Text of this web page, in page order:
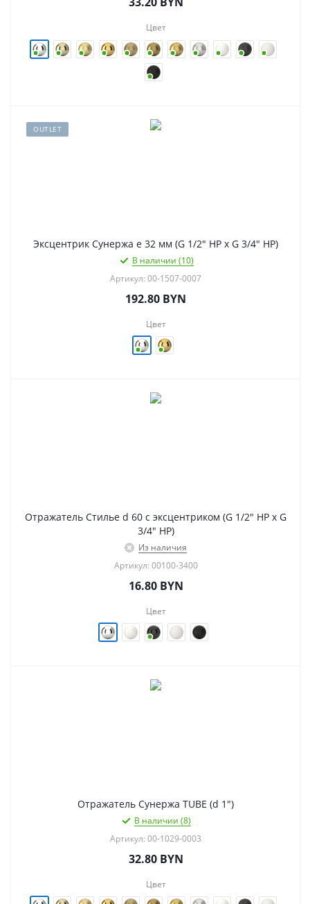
Цвет
OUTLET
Эксцентрик Сунержа e 32 мм (G 1/2" НР х G 3/4" НР)
В наличии (10)
Артикул: 00-1507-0007
192.80 BYN
Цвет
Отражатель Стилье d 60 с эксцентриком (G 1/2" НР х G
3/4" НР)
Из наличия
Артикул: 00100-3400
16.80BYN
Цвет
Отражатель Сунержа TUBE (d 1")
В наличии (8)
Артикул: 00-1029-0003
32.80BYN
Цвет